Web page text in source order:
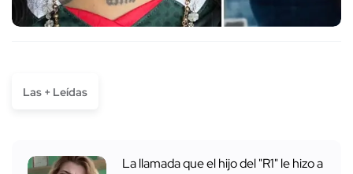
Las + Leídas
La llamada que el hijo del "R1" le hizo a